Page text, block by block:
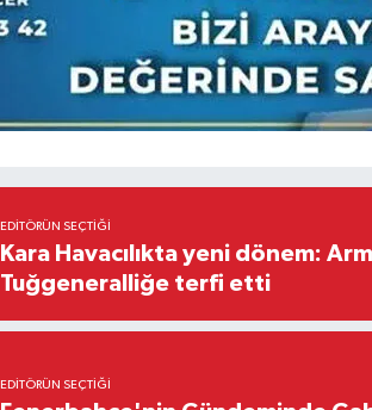
EDITÖRÜN SEÇTIĞI
Kara Havacılıkta yeni dönem:
Tuğgeneralliğe terfi etti
EDITÖRÜN SEÇTIĞI